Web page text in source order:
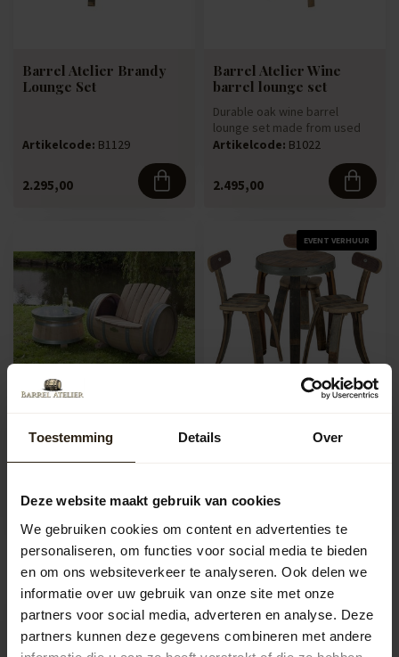
Toestemming Details Over
Deze website maakt gebruik van cookies
We gebruiken cookies om content en advertenties te
personaliseren, om functies voor social media te bieden
en om ons websiteverkeer te analyseren. Ook delen we
informatie over uw gebruik van onze site met onze
partners voor social media, adverteren en analyse. Deze
partners kunnen deze gegevens combineren met andere
Barrel Atelier Brandy
Lounge Set
Artikelcode: B1129
2.295,00
Barrel Atelier Wine
barrel lounge set
Durable oak wine barrel
lounge set made from used
oak wine barrels. The light co...
Artikelcode: B1022
2.495,00
"Brandy" - Copy
Wine barrel chair "Ruby" has
provide a course finish. ...
Artikelcode:B1130
2.795,00
EVENT VERHUUR
35,00